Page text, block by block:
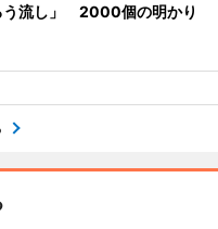
う流し」 2000個の明かり